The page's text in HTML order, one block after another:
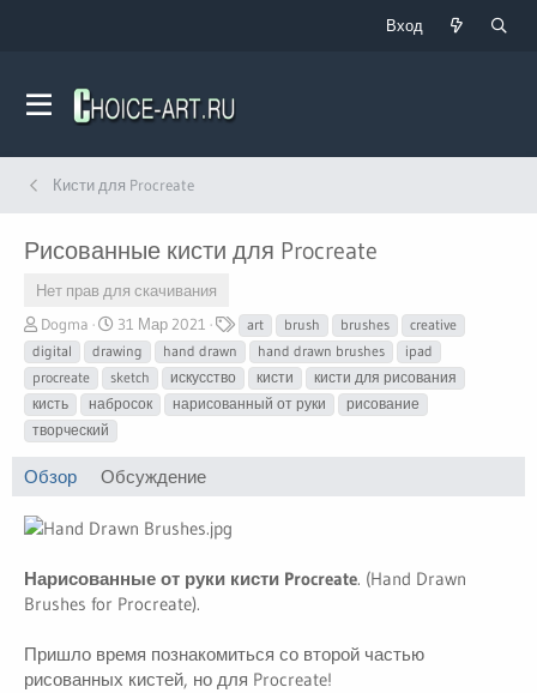
Вход
Кисти для Procreate
Рисованные кисти для Procreate
Нет прав для скачивания
А
в
т
о
р
Dogma
Д
а
т
а
с
з
д
а
и
31 Мар 2021
Т
е
г
и
art brush brushes
creative
digital
drawing hand drawn hand drawn brushes
ipad
procreate
sketch искусство кисти
кисти для рисования
кисть
набросок нарисованный от руки
рисование
творческий
Обзор Обсуждение
Нарисованные от руки кисти Procreate. (Hand Drawn
Brushes for Procreate).
Пришло время познакомиться со второй частью
рисованных кистей, но для Procreate!